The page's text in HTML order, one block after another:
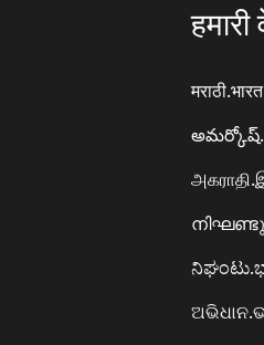
मराठी.भारत